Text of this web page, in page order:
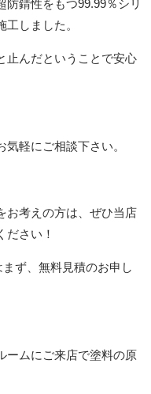
錆性をもつ99.99％シリ
しました。
止んだということで安心
軽にご相談下さい。
お考えの方は、ぜひ当店
ださい！
ず、無料見積のお申し
ームにご来店で塗料の原